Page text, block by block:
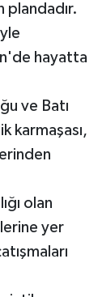
plandadır.
hayatta
ve Batı
karmaşası,
olan
yer